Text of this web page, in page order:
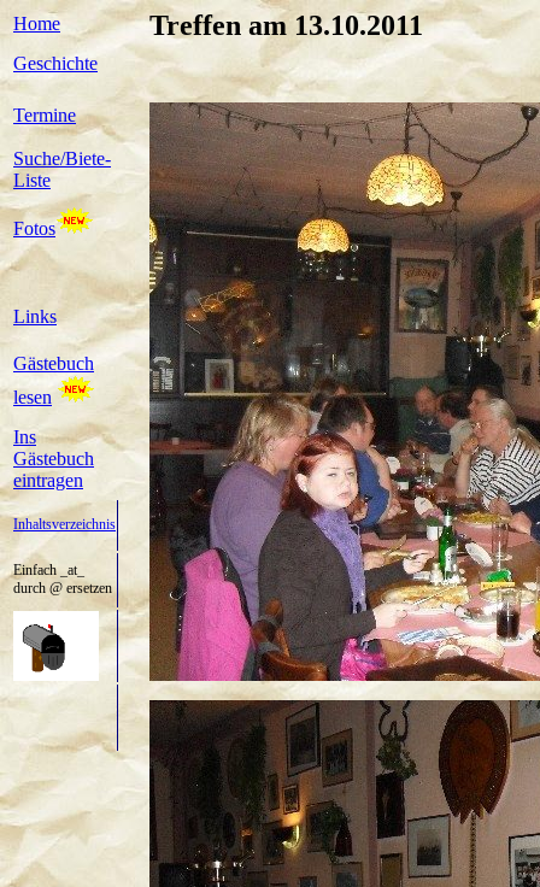
Home
Geschichte
Termine
Suche/Biete-
Liste
Fotos
Links
Gästebuch
lesen
Ins
Gästebuch
eintragen
Inhaltsverzeichnis
Einfach _at_
durch @ ersetzen
Treffen am 13.10.2011